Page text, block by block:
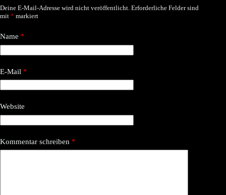
Deine E-Mail-Adresse wird nicht veröffentlicht. Erforderliche Felder sind
mit * markiert
Name *
E-Mail *
Website
Kommentar schreiben *